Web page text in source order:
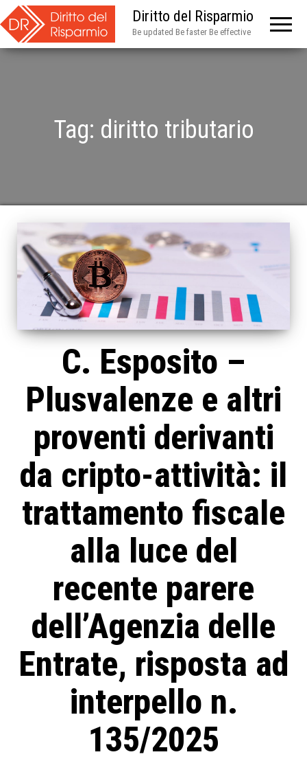
Diritto del Risparmio
Be updated Be faster Be effective
Tag: diritto tributario
C. Esposito –
Plusvalenze e altri
proventi derivanti
da cripto-attività: il
trattamento fiscale
alla luce del
recente parere
dell’Agenzia delle
Entrate, risposta ad
interpello n.
135/2025